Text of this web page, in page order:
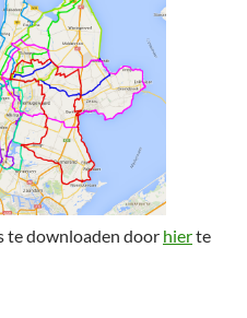
te downloaden door hierte